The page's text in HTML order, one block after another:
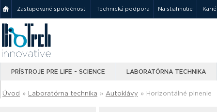
Zastupované spoločnosti Technická podpora Na stiahnutie
PRÍSTROJE PRE LIFE - SCIENCE LABORATÓRNA TECHNIKA
Úvod » Laboratórna technika » Autoklávy » Horizontálné plnenie